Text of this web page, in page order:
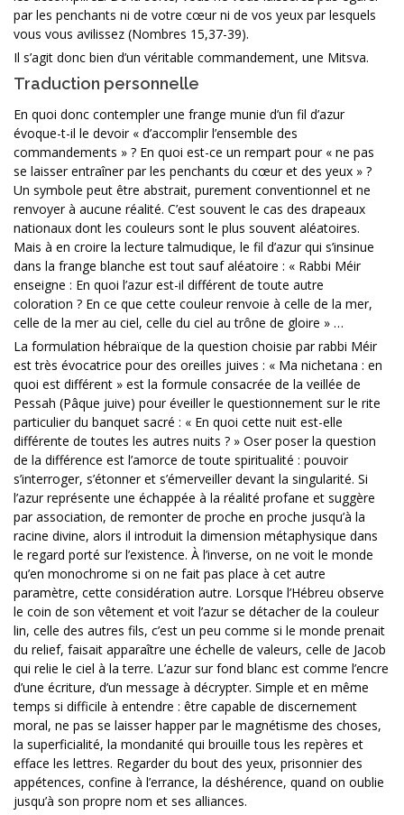
par les penchants ni de votre cœur ni de vos yeux par lesquels
vous vous avilissez (Nombres 15,37-39).
Il s’agit donc bien d’un véritable commandement, une Mitsva.
Traduction personnelle
En quoi donc contempler une frange munie d’un fil d’azur
évoque-t-il le devoir « d’accomplir l’ensemble des
commandements » ? En quoi est-ce un rempart pour « ne pas
se laisser entraîner par les penchants du cœur et des yeux » ?
Un symbole peut être abstrait, purement conventionnel et ne
renvoyer à aucune réalité. C’est souvent le cas des drapeaux
nationaux dont les couleurs sont le plus souvent aléatoires.
Mais à en croire la lecture talmudique, le fil d’azur qui s’insinue
dans la frange blanche est tout sauf aléatoire : « Rabbi Méir
enseigne : En quoi l’azur est-il différent de toute autre
coloration ? En ce que cette couleur renvoie à celle de la mer,
celle de la mer au ciel, celle du ciel au trône de gloire » …
La formulation hébraïque de la question choisie par rabbi Méir
est très évocatrice pour des oreilles juives : « Ma nichetana : en
quoi est différent » est la formule consacrée de la veillée de
Pessah (Pâque juive) pour éveiller le questionnement sur le rite
particulier du banquet sacré : « En quoi cette nuit est-elle
différente de toutes les autres nuits ? » Oser poser la question
de la différence est l’amorce de toute spiritualité : pouvoir
s’interroger, s’étonner et s’émerveiller devant la singularité. Si
l’azur représente une échappée à la réalité profane et suggère
par association, de remonter de proche en proche jusqu’à la
racine divine, alors il introduit la dimension métaphysique dans
le regard porté sur l’existence. À l’inverse, on ne voit le monde
qu’en monochrome si on ne fait pas place à cet autre
paramètre, cette considération autre. Lorsque l’Hébreu observe
le coin de son vêtement et voit l’azur se détacher de la couleur
lin, celle des autres fils, c’est un peu comme si le monde prenait
du relief, faisait apparaître une échelle de valeurs, celle de Jacob
qui relie le ciel à la terre. L’azur sur fond blanc est comme l’encre
d’une écriture, d’un message à décrypter. Simple et en même
temps si difficile à entendre : être capable de discernement
moral, ne pas se laisser happer par le magnétisme des choses,
la superficialité, la mondanité qui brouille tous les repères et
efface les lettres. Regarder du bout des yeux, prisonnier des
appétences, confine à l’errance, la déshérence, quand on oublie
jusqu’à son propre nom et ses alliances.